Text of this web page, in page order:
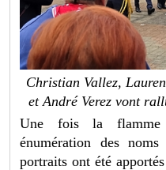
Christian Vallez,
et André Verez vont
Une fois la flamme
énumération des
portraits ont été